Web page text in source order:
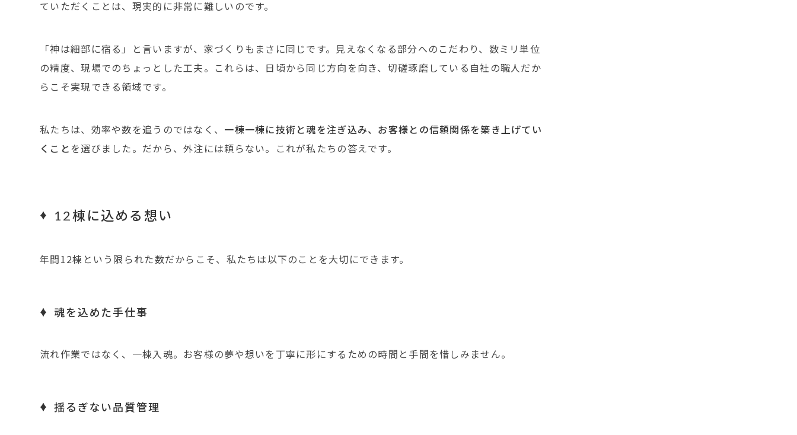
ていただくことは、現実的に非常に難しいのです。
「神は細部に宿る」と言いますが、家づくりもまさに同じです。見えなくなる部分へのこだわり、数ミリ単位
の精度、現場でのちょっとした工夫。これらは、日頃から同じ方向を向き、切磋琢磨している自社の職人だか
らこそ実現できる領域です。
私たちは、効率や数を追うのではなく、 一棟一棟に技術と魂を注ぎ込み、お客様との信頼関係を築き上げてい
くこと を選びました。だから、外注には頼らない。これが私たちの答えです。
12棟に込める想い
年間12棟という限られた数だからこそ、私たちは以下のことを大切にできます。
魂を込めた手仕事
流れ作業ではなく、一棟入魂。お客様の夢や想いを丁寧に形にするための時間と手間を惜しみません。
揺るぎない品質管理